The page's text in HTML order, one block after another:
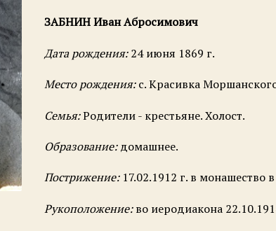
ЗАБНИН Иван Абросимович
Дата рождения:24 июня 1869 г.
Место рождения:с. Красивка
Семья:Родители - крестьяне. Холост.
Образование:домашнее.
Пострижение:17.02.1912 г. в монашество
Рукоположение:во иеродиакона